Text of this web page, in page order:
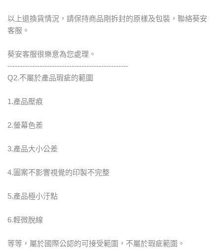
以上退換貨情況，請保持商品剛拆封的原樣及包裝，聯絡葵安
客服。
葵安客服很樂意為您處理。
-------------------------------------------------
Q2.不屬於產品瑕疵的範圍
1.產品壓痕
2.螢幕色差
3.產品大小公差
4.圖案不影響視覺的印製不完整
5.產品極小汙點
6.輕微脫線
等等，屬於國際公認的可接受範圍，不屬於瑕疵範圍。